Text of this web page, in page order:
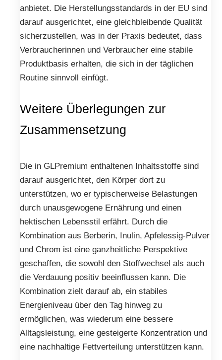
anbietet. Die Herstellungsstandards in der EU sind
darauf ausgerichtet, eine gleichbleibende Qualität
sicherzustellen, was in der Praxis bedeutet, dass
Verbraucherinnen und Verbraucher eine stabile
Produktbasis erhalten, die sich in der täglichen
Routine sinnvoll einfügt.
Weitere Überlegungen zur
Zusammensetzung
Die in GLPremium enthaltenen Inhaltsstoffe sind
darauf ausgerichtet, den Körper dort zu
unterstützen, wo er typischerweise Belastungen
durch unausgewogene Ernährung und einen
hektischen Lebensstil erfährt. Durch die
Kombination aus Berberin, Inulin, Apfelessig-Pulver
und Chrom ist eine ganzheitliche Perspektive
geschaffen, die sowohl den Stoffwechsel als auch
die Verdauung positiv beeinflussen kann. Die
Kombination zielt darauf ab, ein stabiles
Energieniveau über den Tag hinweg zu
ermöglichen, was wiederum eine bessere
Alltagsleistung, eine gesteigerte Konzentration und
eine nachhaltige Fettverteilung unterstützen kann.